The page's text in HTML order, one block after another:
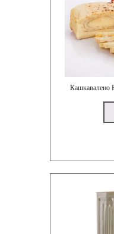
Кашкавалено